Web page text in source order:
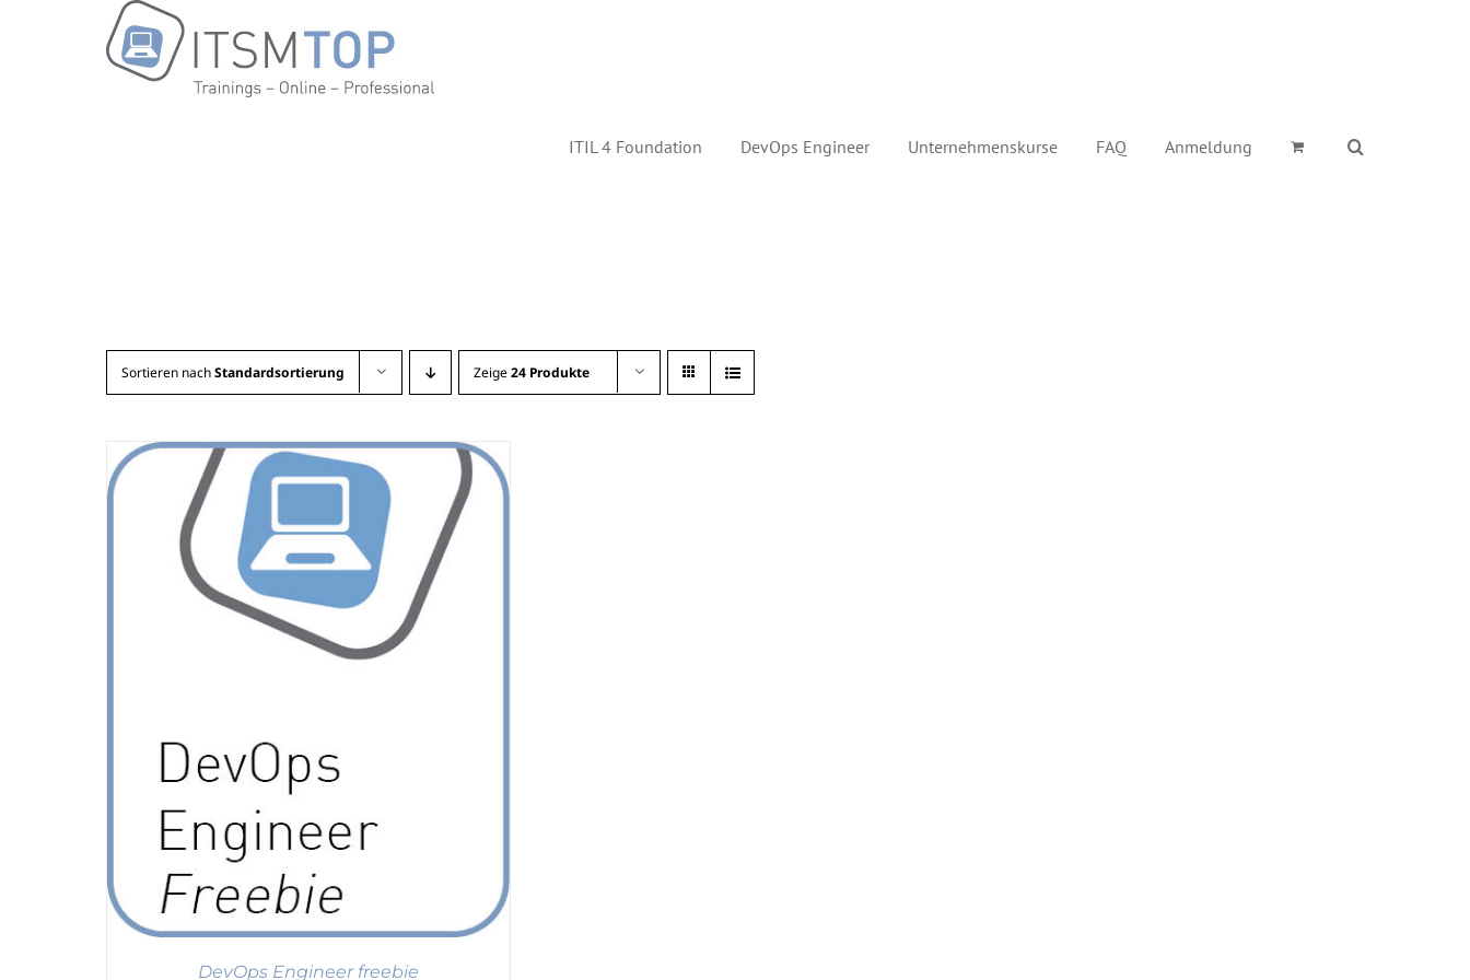
ITIL 4 Foundation DevOps Engineer Unternehmenskurse FAQ Anmeldung
Sortieren nachStandardsortierung Zeige24 Produkte
DevOps Engineer freebie